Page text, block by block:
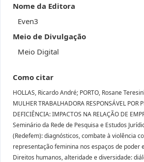
Nome da Editora
Even3
Meio de Divulgação
Meio Digital
Como citar
HOLLAS, Ricardo André; PORTO, Rosane
MULHER TRABALHADORA RESPONSÁVEL POR
DEFICIÊNCIA: IMPACTOS NA RELAÇÃO DE
Seminário da Rede de Pesquisa e Estudos
(Redefem): diagnósticos, combate à violência
representação feminina nos espaços de poder
Direitos humanos, alteridade e diversidade: